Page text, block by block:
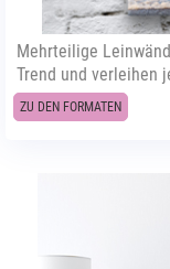
Mehrteilige
Trend und verleihen
ZU DEN FORMATEN